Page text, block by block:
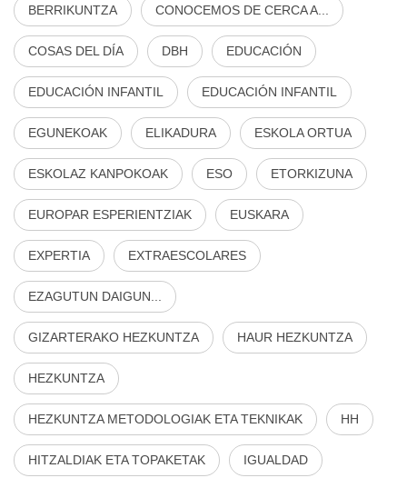
BERRIKUNTZA CONOCEMOS DE CERCA A...
COSAS DEL DÍA DBH EDUCACIÓN
EDUCACIÓN INFANTIL EDUCACIÓN INFANTIL
EGUNEKOAK ELIKADURA ESKOLA ORTUA
ESKOLAZ KANPOKOAK ESO ETORKIZUNA
EUROPAR ESPERIENTZIAK EUSKARA
EXPERTIA EXTRAESCOLARES
EZAGUTUN DAIGUN...
GIZARTERAKO HEZKUNTZA HAUR HEZKUNTZA
HEZKUNTZA
HEZKUNTZA METODOLOGIAK ETA TEKNIKAK HH
HITZALDIAK ETA TOPAKETAK IGUALDAD